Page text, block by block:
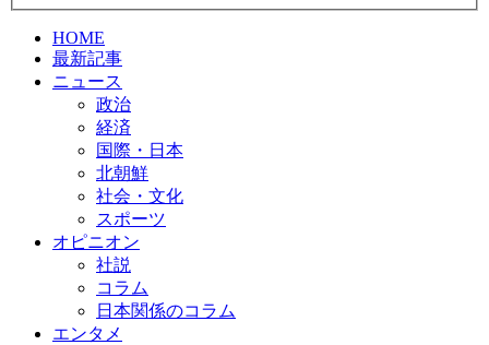
HOME
最新記事
ニュース
政治
経済
国際・日本
北朝鮮
社会・文化
スポーツ
オピニオン
社説
コラム
日本関係のコラム
エンタメ